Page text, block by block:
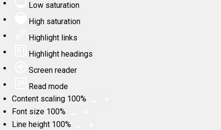
Low saturation
High saturation
Highlight links
Highlight headings
Screen reader
Read mode
Content scaling 100%
Font size 100%
Line height 100%